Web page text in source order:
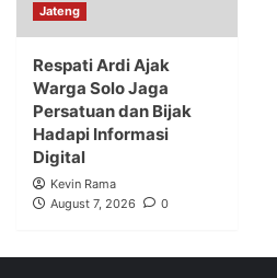
Jateng
Respati Ardi Ajak
Warga Solo Jaga
Persatuan dan Bijak
Hadapi Informasi
Digital
Kevin Rama
August 7, 2026
0